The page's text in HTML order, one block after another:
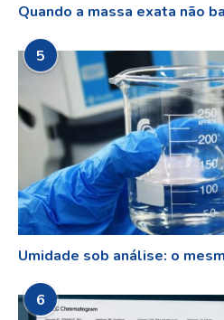
Quando a massa exata não
5
Umidade sob análise: o
6